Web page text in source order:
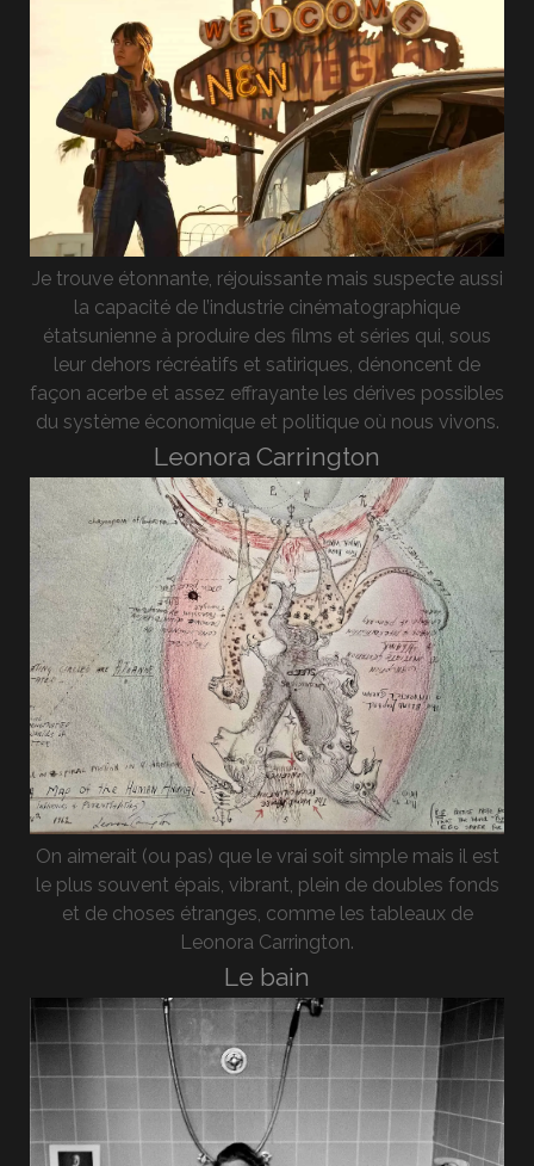
Je trouve étonnante, réjouissante mais suspecte aussi
la capacité de l’industrie cinématographique
étatsunienne à produire des films et séries qui, sous
leur dehors récréatifs et satiriques, dénoncent de
façon acerbe et assez effrayante les dérives possibles
du système économique et politique où nous vivons.
Leonora Carrington
On aimerait (ou pas) que le vrai soit simple mais il est
le plus souvent épais, vibrant, plein de doubles fonds
et de choses étranges, comme les tableaux de
Leonora Carrington.
Le bain